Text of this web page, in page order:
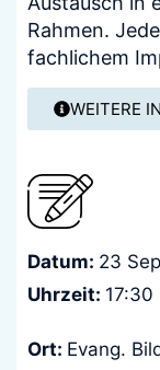
Rahmen.
fachlichem
WEITERE
Datum: 23
Uhrzeit: 17:30
Ort: Evang.